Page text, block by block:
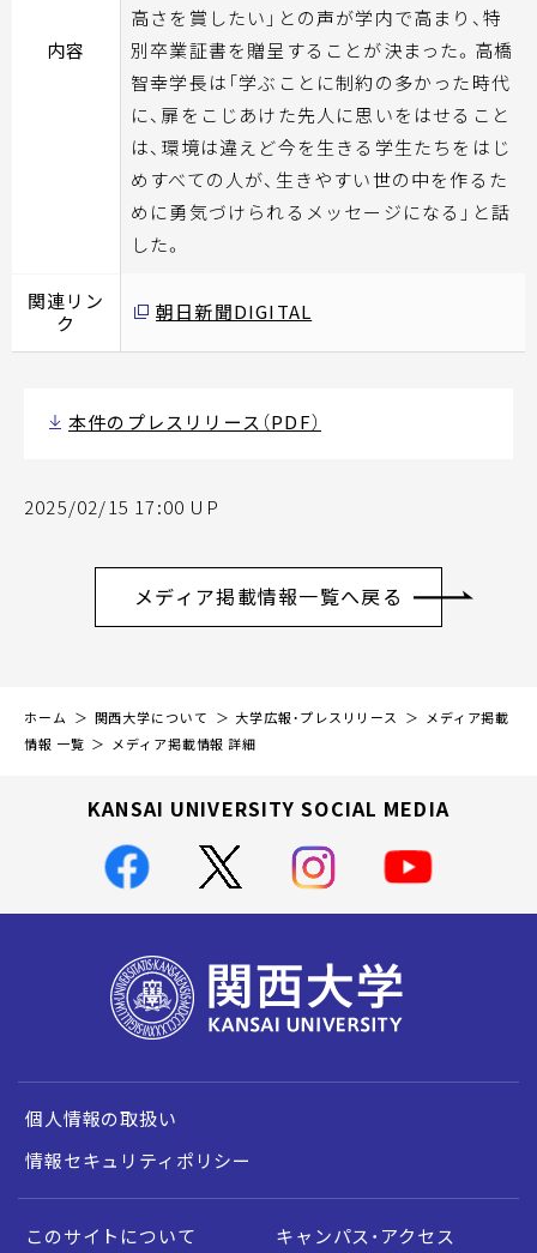
内容
高さを賞したい」との声が学内で高まり、特
別卒業証書を贈呈することが決まった。高橋
智幸学長は「学ぶことに制約の多かった時代
に、扉をこじあけた先人に思いをはせること
は、環境は違えど今を生きる学生たちをはじ
めすべての人が、生きやすい世の中を作るた
めに勇気づけられるメッセージになる」と話
した。
関連リン
ク
朝日新聞DIGITAL
本件のプレスリリース（PDF）
2025/02/15 17:00 UP
メディア掲載情報一覧へ戻る
ホーム 関西大学について 大学広報・プレスリリース
メディア掲載
情報 一覧
メディア掲載情報 詳細
KANSAI UNIVERSITY SOCIAL MEDIA
個人情報の取扱い
情報セキュリティポリシー
このサイトについて キャンパス・アクセス